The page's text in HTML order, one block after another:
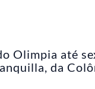
Olimpia até
da